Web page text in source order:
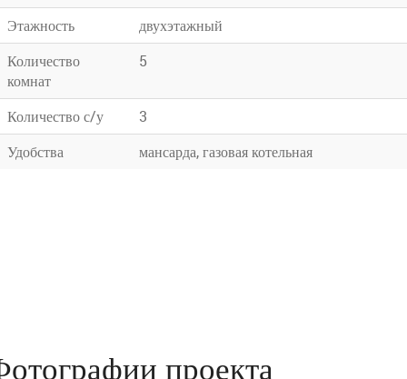
Этажность
двухэтажный
Количество
комнат
5
Количество с/у
3
Удобства
мансарда, газовая котельная
проекта